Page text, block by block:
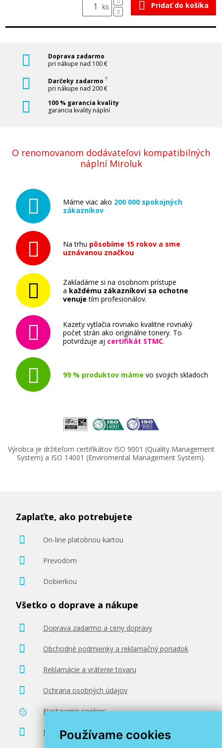
Používame cookies
ks Pridať do košíka
Doprava zadarmo
pri nákupe nad 100 €
Darčeky zadarmo ?
pri nákupe nad 200 €
100 % garancia kvality
garancia kvality náplní
O renomovanom dodávateľovi kompatibilných
náplní Miroluk
Máme viac ako 200 000 spokojných
zákazníkov
Na trhu pôsobíme 15 rokov a sme
uznávanou značkou
Zakladáme si na osobnom prístupe
a každému zákazníkovi sa ochotne
venuje tím profesionálov.
Kazety vytlačia rovnako kvalitne rovnaký
počet strán ako originálne tonery. To
potvrdzuje aj certifikát STMC.
99 % produktov máme vo svojich skladoch
Výrobca je držiteľom certifikátov ISO 9001 (Quality Management
System) a ISO 14001 (Enviromental Management System).
Zaplaťte, ako potrebujete
On-line platobnou kartou
Prevodom
Dobierkou
Všetko o doprave a nákupe
Doprava zadarmo a ceny dopravy
Obchodné podmienky a reklamačný poriadok
Reklamácie a vrátenie tovaru
Ochrana osobných údajov
Nastavenie cookies
Poradenstvo zadarmo